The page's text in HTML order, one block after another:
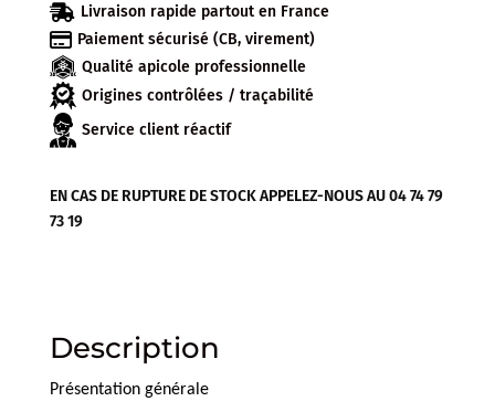
METAL
40MM
 Livraison rapide partout en France
 Paiement sécurisé (CB, virement)
Qualité apicole professionnelle
Origines contrôlées / traçabilité
Service client réactif
EN CAS DE RUPTURE DE STOCK APPELEZ-NOUS AU 04 74 79
73 19
Description
Présentation générale